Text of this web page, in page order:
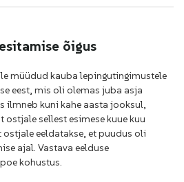
õigus
müüdud kauba lepingutingimustele
eest, mis oli olemas juba asja
ilmneb kuni kahe aasta jooksul,
sellest esimese kuue kuu
eeldatakse, et puudus oli
ajal. Vastava eelduse
kohustus.